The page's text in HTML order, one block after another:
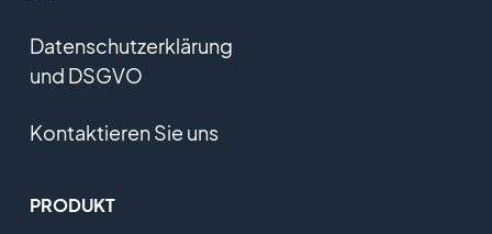
Datenschutzerklärung
und DSGVO
Kontaktieren Sie uns
PRODUKT